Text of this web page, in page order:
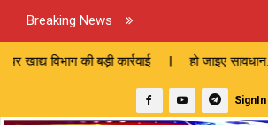
Breaking News
कार्रवाई | हो जाइए सावधान: भारी बारिश
SignIn